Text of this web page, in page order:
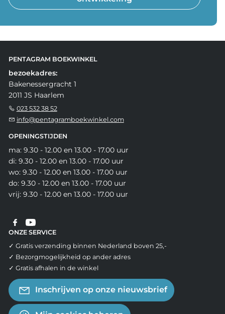
PENTAGRAM BOEKWINKEL
bezoekadres:
Bakenessergracht 1
2011 JS Haarlem
023 532 38 52
info@pentagramboekwinkel.com
OPENINGSTIJDEN
ma: 9.30 - 12.00 en 13.00 - 17.00 uur
di: 9.30 - 12.00 en 13.00 - 17.00 uur
wo: 9.30 - 12.00 en 13.00 - 17.00 uur
do: 9.30 - 12.00 en 13.00 - 17.00 uur
vrij: 9.30 - 12.00 en 13.00 - 17.00 uur
ONZE SERVICE
✓ Gratis verzending binnen Nederland boven 25,-
✓ Bezorgmogelijkheid op ander adres
✓ Gratis afhalen in de winkel
Inschrijven op onze nieuwsbrief